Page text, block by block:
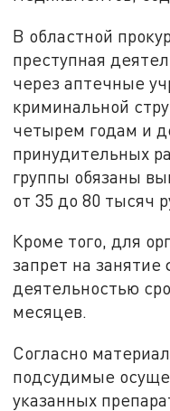
В областной
преступная
через аптечные
криминальной
четырем годам и
принудительных
группы обязаны
от 35 до 80 тысяч
Кроме того, для
запрет на
деятельностью
месяцев.
Согласно
подсудимые
указанных